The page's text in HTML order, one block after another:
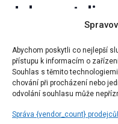
Abychom poskytli co nejlepší
přístupu k informacím o
Souhlas s těmito
chování při procházení nebo
odvolání souhlasu může
Správa {vendor_count} prodejců
Jak na
kadeřníci doporučují
jako spreje, pěny
vrstev a dodání
pomáhají zachovat